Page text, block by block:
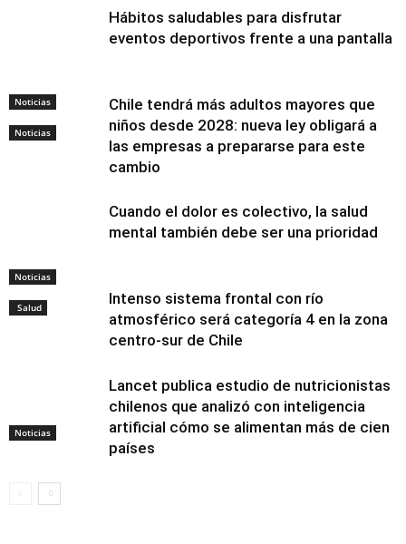
Noticias
Noticias
Hábitos saludables para disfrutar
eventos deportivos frente a una pantalla
Noticias
Chile tendrá más adultos mayores que
niños desde 2028: nueva ley obligará a
las empresas a prepararse para este
cambio
Salud
Cuando el dolor es colectivo, la salud
mental también debe ser una prioridad
Noticias
Intenso sistema frontal con río
atmosférico será categoría 4 en la zona
centro-sur de Chile
Lancet publica estudio de nutricionistas
chilenos que analizó con inteligencia
artificial cómo se alimentan más de cien
países